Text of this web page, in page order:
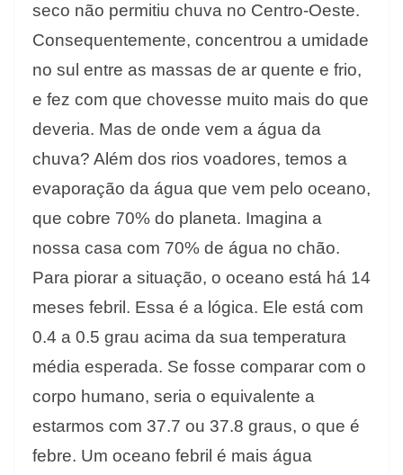
seco não permitiu chuva no Centro-Oeste.
Consequentemente, concentrou a umidade
no sul entre as massas de ar quente e frio,
e fez com que chovesse muito mais do que
deveria. Mas de onde vem a água da
chuva? Além dos rios voadores, temos a
evaporação da água que vem pelo oceano,
que cobre 70% do planeta. Imagina a
nossa casa com 70% de água no chão.
Para piorar a situação, o oceano está há 14
meses febril. Essa é a lógica. Ele está com
0.4 a 0.5 grau acima da sua temperatura
média esperada. Se fosse comparar com o
corpo humano, seria o equivalente a
estarmos com 37.7 ou 37.8 graus, o que é
febre. Um oceano febril é mais água